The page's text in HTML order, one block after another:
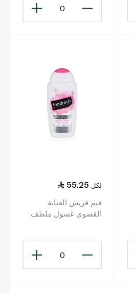
0
55.25 لكل
فيم فريش العناية
القصوى غسول ملطف
0